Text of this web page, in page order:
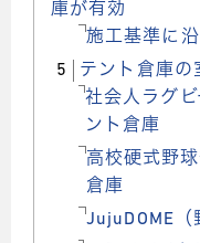
庫が有効
施工基準に
5
テント倉庫の
社会人ラグ
ント倉庫
高校硬式野
倉庫
JujuDOME（